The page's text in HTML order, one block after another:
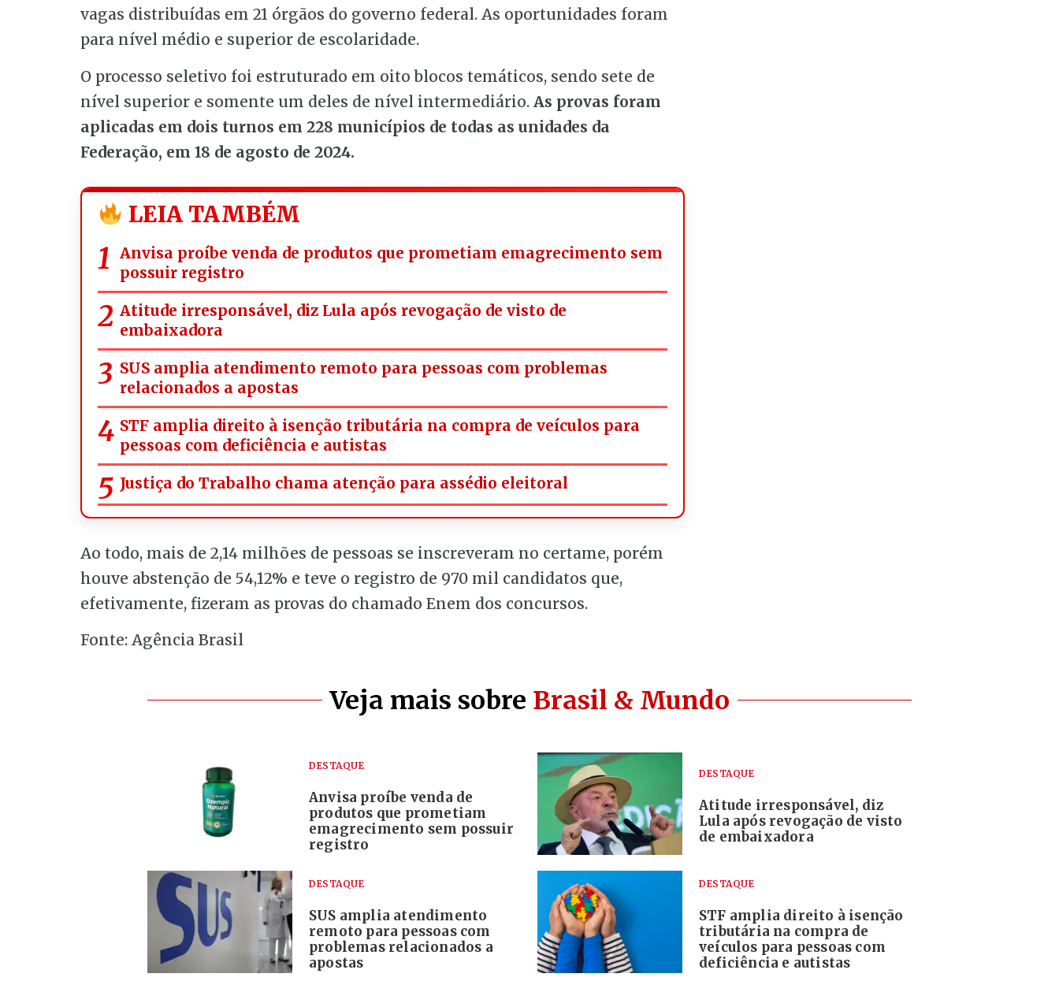
vagas distribuídas em 21 órgãos do governo federal. As oportunidades foram
para nível médio e superior de escolaridade.
O processo seletivo foi estruturado em oito blocos temáticos, sendo sete de
nível superior e somente um deles de nível intermediário. As provas foram
aplicadas em dois turnos em 228 municípios de todas as unidades da
Federação, em 18 de agosto de 2024.
LEIA TAMBÉM
Anvisa proíbe venda de produtos que prometiam emagrecimento sem
possuir registro
Atitude irresponsável, diz Lula após revogação de visto de
embaixadora
SUS amplia atendimento remoto para pessoas com problemas
relacionados a apostas
STF amplia direito à isenção tributária na compra de veículos para
pessoas com deficiência e autistas
Justiça do Trabalho chama atenção para assédio eleitoral
Ao todo, mais de 2,14 milhões de pessoas se inscreveram no certame, porém
houve abstenção de 54,12% e teve o registro de 970 mil candidatos que,
efetivamente, fizeram as provas do chamado Enem dos concursos.
Fonte: Agência Brasil
Veja mais sobre Brasil & Mundo
DESTAQUE
Anvisa proíbe venda de
produtos que prometiam
emagrecimento sem possuir
registro
DESTAQUE
Atitude irresponsável, diz
Lula após revogação de visto
de embaixadora
DESTAQUE
SUS amplia atendimento
remoto para pessoas com
problemas relacionados a
apostas
DESTAQUE
STF amplia direito à isenção
tributária na compra de
veículos para pessoas com
deficiência e autistas